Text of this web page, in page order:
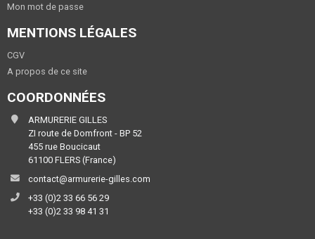
Mon mot de passe
MENTIONS LÉGALES
CGV
A propos de ce site
COORDONNÉES
ARMURERIE GILLES
ZI route de Domfront - BP 52
455 rue Boucicaut
61100 FLERS (France)
contact@armurerie-gilles.com
+33 (0)2 33 66 56 29
+33 (0)2 33 98 41 31